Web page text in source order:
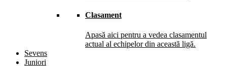
Clasament
Apasă aici pentru a vedea clasamentul
actual al echipelor din această ligă.
Sevens
Juniori